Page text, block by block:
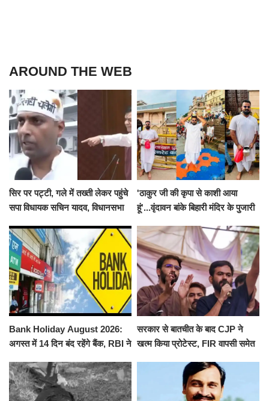
AROUND THE WEB
सिर पर पट्टी, गले में तख्ती लेकर पहुंचे
सपा विधायक सचिन यादव, विधानसभा
निलंबित
'ठाकुर जी की कृपा से काशी आया
हूं'...वृंदावन बांके बिहारी मंदिर के पुजारी
जलाभिषेक
Bank Holiday August 2026:
अगस्त में 14 दिन बंद रहेंगे बैंक, RBI ने
सरकार से बातचीत के बाद CJP ने
खत्म किया प्रोटेस्ट, FIR वापसी समेत